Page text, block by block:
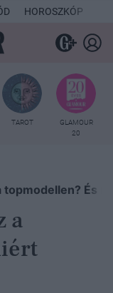
HOROSZKÓP
TAROT
GLAMOUR
20
topmodellen? És
a